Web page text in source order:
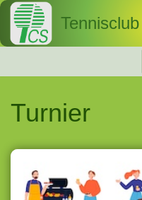
Zum
Turnier